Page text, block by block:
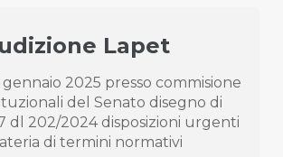
Lapet
gennaio 2025 presso commisione
del Senato disegno di
dl 202/2024 disposizioni urgenti
di termini normativi